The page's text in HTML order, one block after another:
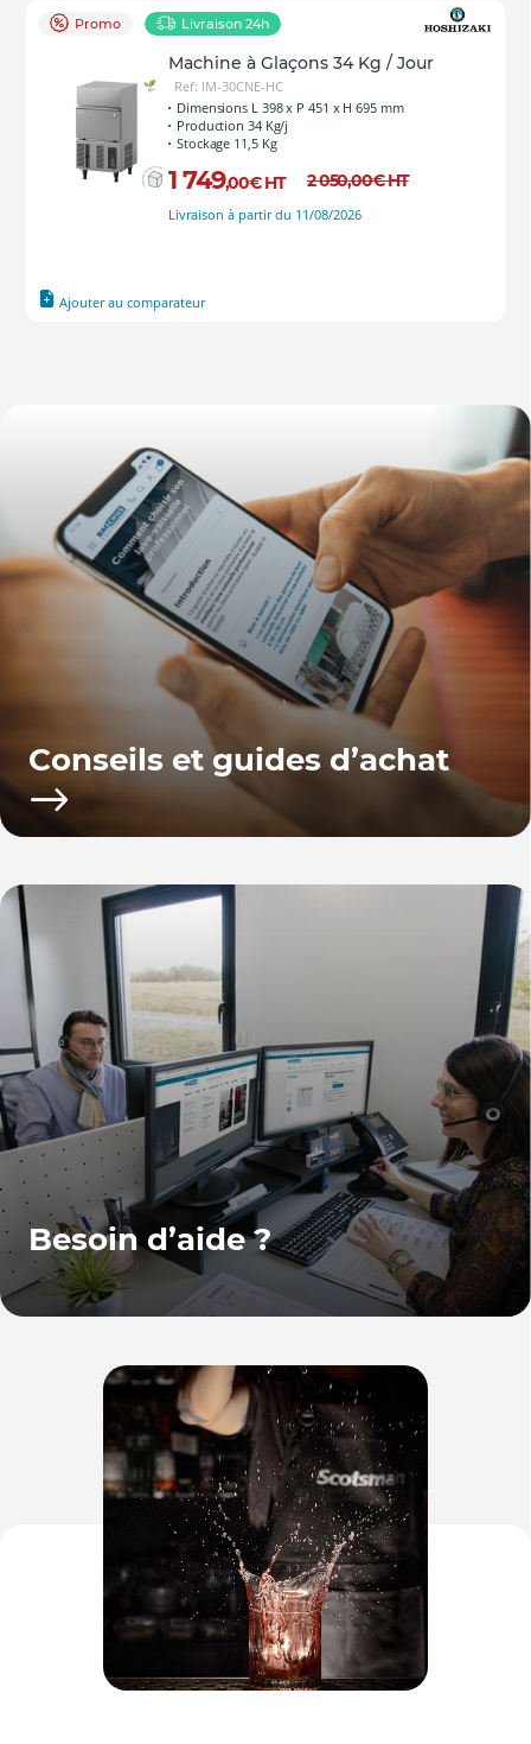
Promo Livraison 24h
Machine à Glaçons 34 Kg / Jour
Ref: IM-30CNE-HC
Dimensions L 398 x P 451 x H 695 mm
Production 34 Kg/j
Stockage 11,5 Kg
1 749,00€ HT 2 050,00€HT
Livraison à partir du 11/08/2026
Ajouter au comparateur
Conseils et guides d’achat
Besoin d’aide ?